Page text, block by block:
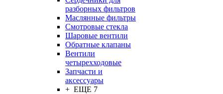
разборных фильтров
Маслянные фильтры
Смотровые стекла
Шаровые вентили
Обратные клапаны
Вентили
четырехходовые
Запчасти и
аксессуары
+ ЕЩЕ 7